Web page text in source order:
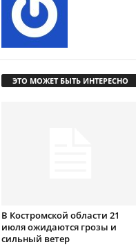
ЭТО МОЖЕТ БЫТЬ ИНТЕРЕСНО
В Костромской области 21
июля ожидаются грозы и
сильный ветер